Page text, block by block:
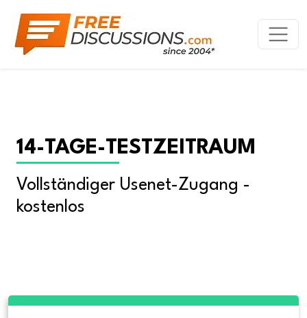
14-TAGE-TESTZEITRAUM
Vollständiger Usenet-Zugang -
kostenlos